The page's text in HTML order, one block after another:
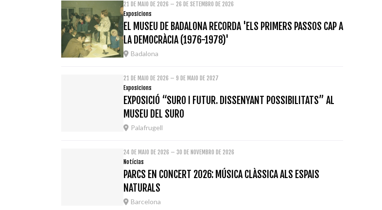
21 DE MAIO DE 2026 – 26 DE SETEMBRO DE 2026
Exposicions
EL MUSEU DE BADALONA RECORDA 'ELS PRIMERS PASSOS CAP A
LA DEMOCRÀCIA (1976-1978)'
Badalona
21 DE MAIO DE 2026 – 9 DE MAIO DE 2027
Exposicions
EXPOSICIÓ “SURO I FUTUR. DISSENYANT POSSIBILITATS” AL
MUSEU DEL SURO
Palafrugell
24 DE MAIO DE 2026 – 30 DE NOVEMBRO DE 2026
Notícias
PARCS EN CONCERT 2026: MÚSICA CLÀSSICA ALS ESPAIS
NATURALS
Barcelona